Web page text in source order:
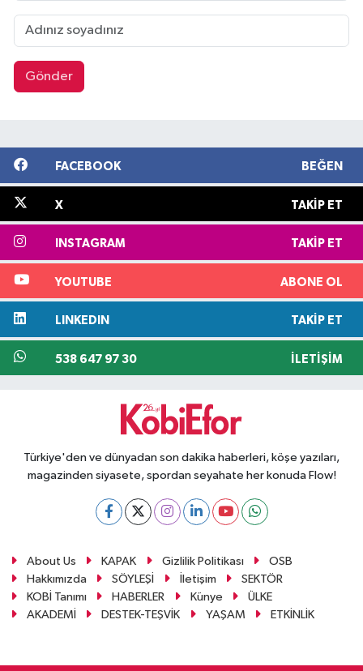
Gönder
FACEBOOK BEĞEN
X TAKIP ET
INSTAGRAM TAKIP ET
YOUTUBE ABONE OL
LINKEDIN TAKIP ET
538 647 97 30 İLETIŞIM
Türkiye'den ve dünyadan son dakika haberleri, köşe yazıları,
magazinden siyasete, spordan seyahate her konuda Flow!
About Us KAPAK Gizlilik Politikası
OSB
Hakkımızda
SÖYLEŞİ İletişim
SEKTÖR
KOBİ Tanımı
HABERLER Künye
ÜLKE
AKADEMİ
DESTEK-TEŞVİK YAŞAM ETKİNLİK